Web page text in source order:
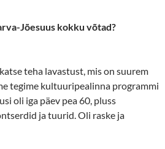
Jõesuus kokku võtad?
teha lavastust, mis on suurem
tegime kultuuripealinna programmi
oli iga päev pea 60, pluss
ja tuurid. Oli raske ja